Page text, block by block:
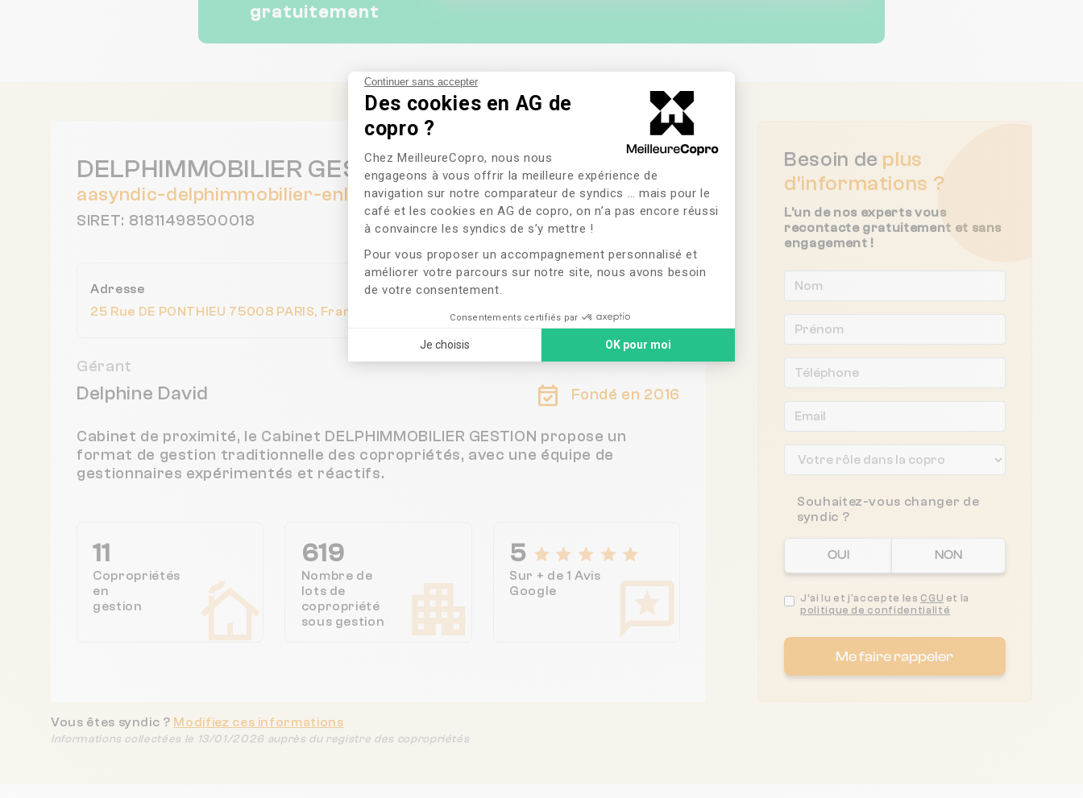
Continuer sans accepter
Des cookies en AG de
copro ?
Plateforme de Gestion du Consentement : Personnalisez vos Options
Chez MeilleureCopro, nous nous
engageons à vous offrir la meilleure expérience de
navigation sur notre comparateur de syndics … mais pour le
café et les cookies en AG de copro, on n’a pas encore réussi
à convaincre les syndics de s’y mettre !
Pour vous proposer un accompagnement personnalisé et
améliorer votre parcours sur notre site, nous avons besoin
de votre consentement.
Consentements certifiés par
Je choisis OK pour moi
Axeptio consent
gratuitement
DELPHIMMOBILIER GESTION
aasyndic-delphimmobilier-enligne.com
SIRET: 81811498500018
Adresse
25 Rue DE PONTHIEU 75008 PARIS, France
Gérant
Delphine David Fondé en 2016
Cabinet de proximité, le Cabinet DELPHIMMOBILIER GESTION propose un
format de gestion traditionnelle des copropriétés, avec une équipe de
gestionnaires expérimentés et réactifs.
11
Copropriétés
en
gestion
619
Nombre de
lots de
copropriété
sous gestion
5
Sur + de 1 Avis
Google
Besoin de plus
d'informations ?
L'un de nos experts vous
recontacte gratuitement et sans
engagement !
Souhaitez-vous changer de
syndic ?
OUI NON
J'ai lu et j'accepte les CGU et la
politique de confidentialité
Me faire rappeler
Vous êtes syndic ? Modifiez ces informations
Informations collectées le 13/01/2026 auprès du registre des copropriétés